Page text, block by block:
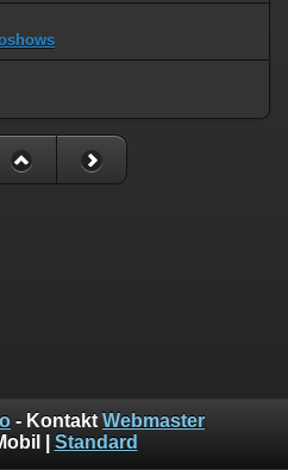
- Kontakt Webmaster
Standard